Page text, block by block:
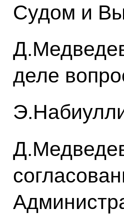
Судом и
деле